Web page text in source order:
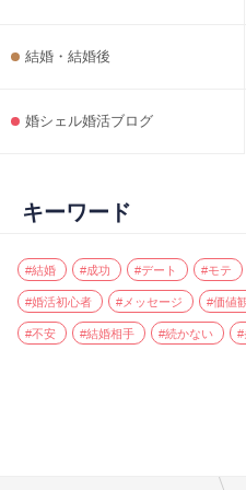
結婚・結婚後
婚シェル婚活ブログ
キーワード
#結婚 #成功 #デート #モテ
#婚活初心者 #メッセージ #価値
#不安 #結婚相手 #続かない #